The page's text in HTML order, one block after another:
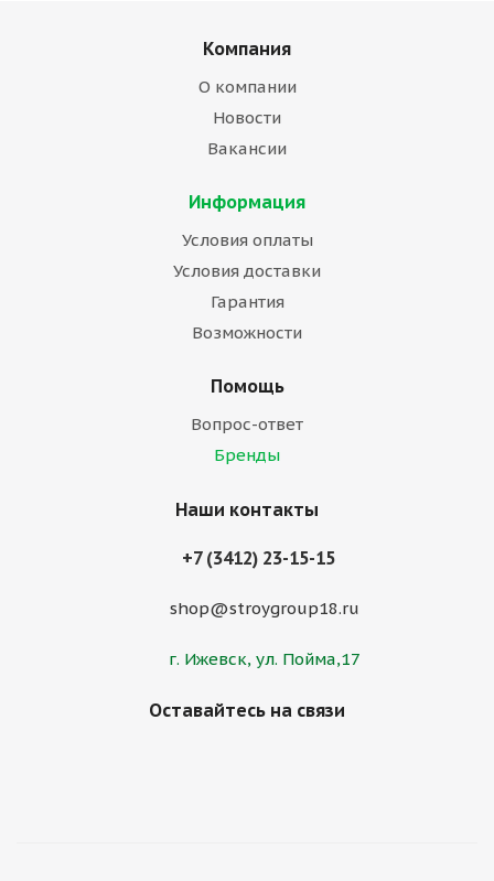
Компания
О компании
Новости
Вакансии
Информация
Условия оплаты
Условия доставки
Гарантия
Возможности
Помощь
Вопрос-ответ
Бренды
Наши контакты
+7 (3412) 23-15-15
shop@stroygroup18.ru
г. Ижевск, ул. Пойма,17
Оставайтесь на связи